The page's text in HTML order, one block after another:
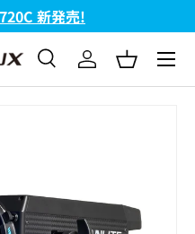
新発売!
検索 ログインバスケッ
メニ